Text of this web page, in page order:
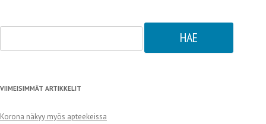
Haku:
VIIMEISIMMÄT ARTIKKELIT
Korona näkyy myös apteekeissa